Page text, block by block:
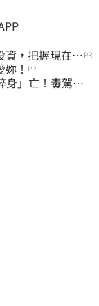
APP
資，把握現在不 PR
！ PR
」亡！毒駕男